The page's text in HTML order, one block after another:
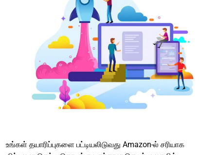
உங்கள் தயாரிப்புகளை பட்டியலிடுவது Amazon-ல் சரியாக